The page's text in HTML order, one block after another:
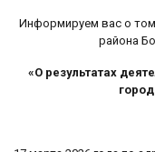
Информируем вас о
района
«О результатах